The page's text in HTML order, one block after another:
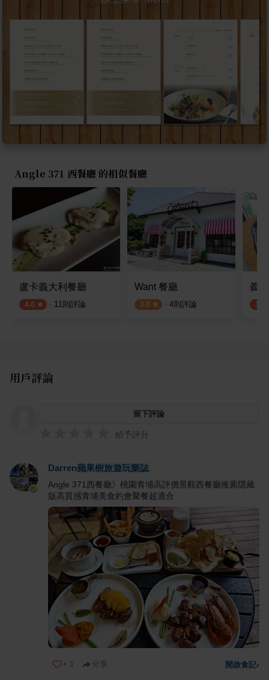
Angle 371 西餐廳 的相似餐廳
盧卡義大利餐廳
4.0 · 11則評論
Want 餐廳
3.0 · 4則評論
義
3.5
用戶評論
留下評論
給予評分
Darren蘋果樹旅遊玩樂誌
Angle 371西餐廳》桃園青埔高評價景觀西餐廳推薦隱藏
版高質感青埔美食約會聚餐超適合
+ 1 分享 開啟食記›